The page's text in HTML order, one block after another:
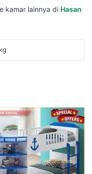
kamar lainnya di Hasan